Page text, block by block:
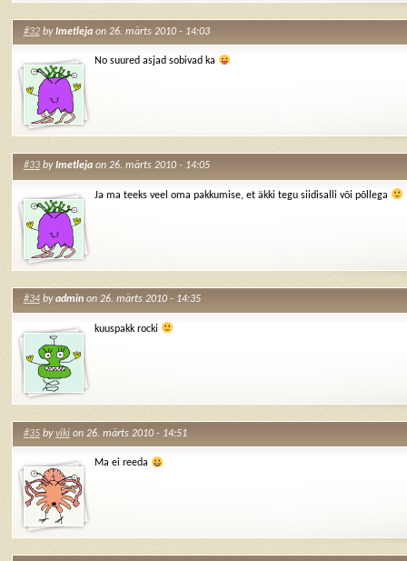
#32byImetlejaon 26. märts 2010 - 14:03
No suured asjad sobivad ka
#33byImetlejaon 26. märts 2010 - 14:05
Ja ma teeks veel oma pakkumise, et äkki tegu siidisalli või põllega
#34byadminon 26. märts 2010 - 14:35
kuuspakk rocki
#35byvikion 26. märts 2010 - 14:51
Ma ei reeda